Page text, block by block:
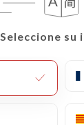
Seleccione su
Seleccione su